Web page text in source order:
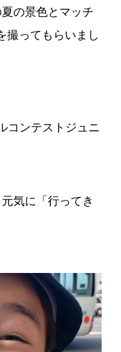
の景色とマッチ
撮ってもらいまし
コンテストジュニ
気に「行ってき